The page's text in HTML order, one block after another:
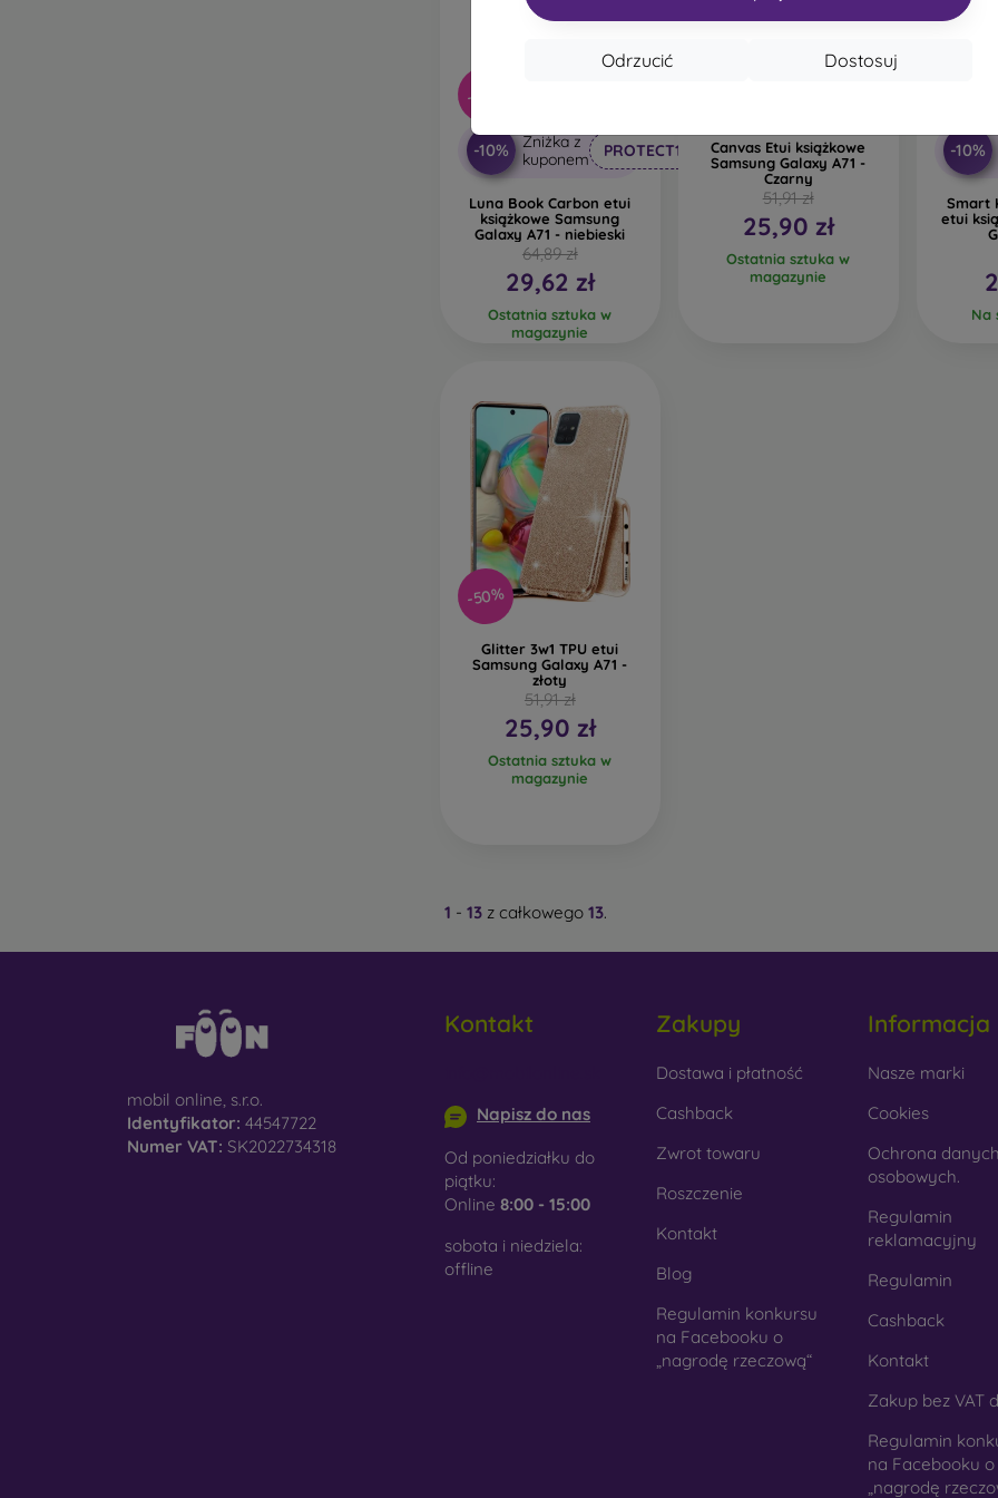
Dostosuj
Odrzucić
-54%
-10%
Zniżka z
kuponem
PROTECT10
Luna Book Carbon etui
książkowe Samsung
Galaxy A71 - niebieski
64,89 zł
29,62 zł
Ostatnia sztuka w
magazynie
Canvas Etui książkowe
Samsung Galaxy A71 -
Czarny
51,91 zł
25,90 zł
Ostatnia sztuka w
magazynie
-10%
Smart
etui
Na
-50%
Glitter 3w1 TPU etui
Samsung Galaxy A71 -
złoty
51,91 zł
25,90 zł
Ostatnia sztuka w
magazynie
1 - 13 z całkowego 13.
mobil online, s.r.o.
Identyfikator: 44547722
Numer VAT: SK2022734318
Kontakt
Napisz do nas
Od poniedziałku do
piątku:
Online 8:00 - 15:00
sobota i niedziela:
offline
Zakupy
Dostawa i płatność
Cashback
Zwrot towaru
Roszczenie
Kontakt
Blog
Regulamin konkursu
na Facebooku o
„nagrodę rzeczową“
Informacja
Nasze marki
Cookies
Ochrona danych
osobowych.
Regulamin
reklamacyjny
Regulamin
Cashback
Kontakt
Zakup bez VAT
Regulamin
na Facebooku o
„nagrodę